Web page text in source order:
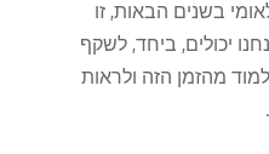
בשנים הבאות, זו
יכולים, ביחד, לשקף
מהזמן הזה ולראות